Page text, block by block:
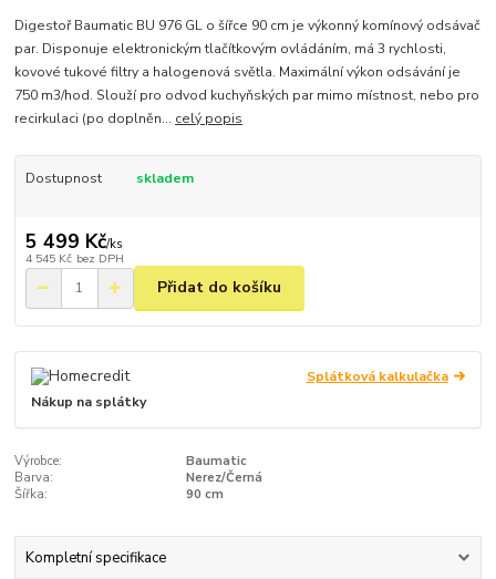
Digestoř Baumatic BU 976 GL o šířce 90 cm je výkonný komínový odsávač
par. Disponuje elektronickým tlačítkovým ovládáním, má 3 rychlosti,
kovové tukové filtry a halogenová světla. Maximální výkon odsávání je
750 m3/hod. Slouží pro odvod kuchyňských par mimo místnost, nebo pro
recirkulaci (po doplněn... celý popis
Dostupnost skladem
5 499 Kč/ks
4 545 Kč bez DPH
Přidat do košíku
Splátková kalkulačka
Nákup na splátky
Výrobce:
Baumatic
Barva:
Nerez/Černá
Šířka:
90 cm
Kompletní specifikace